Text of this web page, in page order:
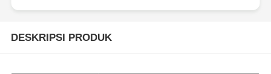
DESKRIPSI PRODUK